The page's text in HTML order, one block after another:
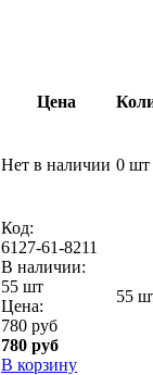
Цена
Нет в наличии 0 шт
Код:
6127-61-8211
В наличии:
55 шт
Цена:
780 руб
780 руб
В корзину
55